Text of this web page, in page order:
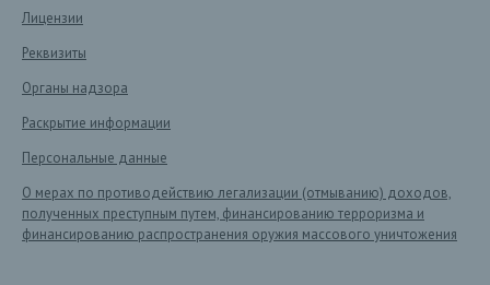
Лицензии
Реквизиты
Органы надзора
Раскрытие информации
Персональные данные
О мерах по противодействию легализации (отмыванию) доходов,
полученных преступным путем, финансированию терроризма и
финансированию распространения оружия массового уничтожения